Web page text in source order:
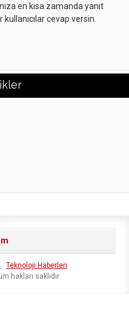
en kısa zamanda yanıt
cevap versin.
Teknoloji Haberleri
hakları saklıdır